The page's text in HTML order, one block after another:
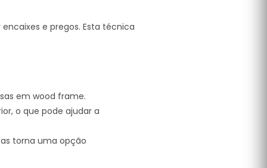
e pregos. Esta técnica
em wood frame.
o que pode ajudar a
torna uma opção